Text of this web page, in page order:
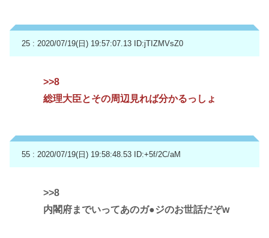
25 : 2020/07/19(日) 19:57:07.13 ID:jTIZMVsZ0
>>8
総理大臣とその周辺見れば分かるっしょ
55 : 2020/07/19(日) 19:58:48.53 ID:+5f/2C/aM
>>8
内閣府までいってあのガ●ジのお世話だぞw